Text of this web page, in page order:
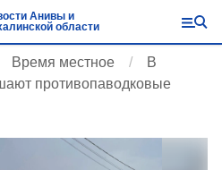
Анивы и
области
Время местное
В
противопаводковые